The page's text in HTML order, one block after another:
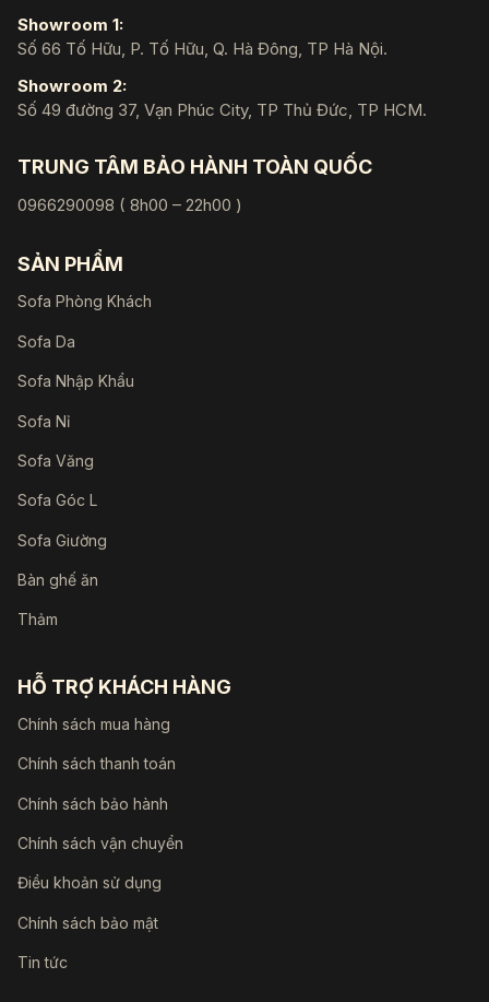
Showroom 1:
Số 66 Tố Hữu, P. Tố Hữu, Q. Hà Đông, TP Hà Nội.
Showroom 2:
Số 49 đường 37, Vạn Phúc City, TP Thủ Đức, TP HCM.
TRUNG TÂM BẢO HÀNH TOÀN QUỐC
0966290098 ( 8h00 – 22h00 )
SẢN PHẨM
Sofa Phòng Khách
Sofa Da
Sofa Nhập Khẩu
Sofa Nỉ
Sofa Văng
Sofa Góc L
Sofa Giường
Bàn ghế ăn
Thảm
HỖ TRỢ KHÁCH HÀNG
Chính sách mua hàng
Chính sách thanh toán
Chính sách bảo hành
Chính sách vận chuyển
Điều khoản sử dụng
Chính sách bảo mật
Tin tức